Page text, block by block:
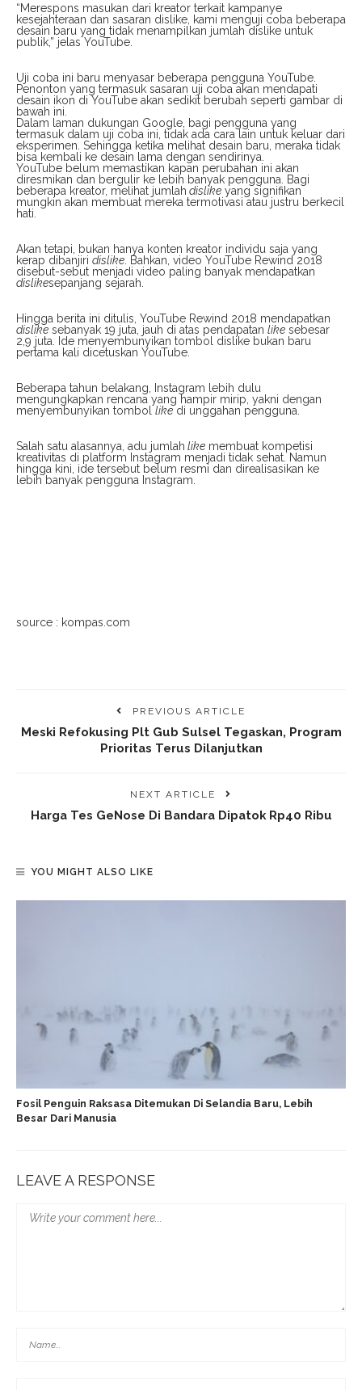
“Merespons masukan dari kreator terkait kampanye
kesejahteraan dan sasaran dislike, kami menguji coba beberapa
desain baru yang tidak menampilkan jumlah dislike untuk
publik,” jelas YouTube.
Uji coba ini baru menyasar beberapa pengguna YouTube.
Penonton yang termasuk sasaran uji coba akan mendapati
desain ikon di YouTube akan sedikit berubah seperti gambar di
bawah ini.
Dalam laman dukungan Google, bagi pengguna yang
termasuk dalam uji coba ini, tidak ada cara lain untuk keluar dari
eksperimen. Sehingga ketika melihat desain baru, meraka tidak
bisa kembali ke desain lama dengan sendirinya.
YouTube belum memastikan kapan perubahan ini akan
diresmikan dan bergulir ke lebih banyak pengguna. Bagi
beberapa kreator, melihat jumlah dislike yang signifikan
mungkin akan membuat mereka termotivasi atau justru berkecil
hati.
Akan tetapi, bukan hanya konten kreator individu saja yang
kerap dibanjiri dislike . Bahkan, video YouTube Rewind 2018
disebut-sebut menjadi video paling banyak mendapatkan
dislikesepanjang sejarah.
Hingga berita ini ditulis, YouTube Rewind 2018 mendapatkan
dislike sebanyak 19 juta, jauh di atas pendapatan like sebesar
2,9 juta. Ide menyembunyikan tombol dislike bukan baru
pertama kali dicetuskan YouTube.
Beberapa tahun belakang, Instagram lebih dulu
mengungkapkan rencana yang hampir mirip, yakni dengan
menyembunyikan tombol like di unggahan pengguna.
Salah satu alasannya, adu jumlah like membuat kompetisi
kreativitas di platform Instagram menjadi tidak sehat. Namun
hingga kini, ide tersebut belum resmi dan direalisasikan ke
lebih banyak pengguna Instagram.
source : kompas.com
PREVIOUS ARTICLE
Meski Refokusing Plt Gub Sulsel Tegaskan, Program
Prioritas Terus Dilanjutkan
NEXT ARTICLE
Harga Tes GeNose Di Bandara Dipatok Rp40 Ribu
YOU MIGHT ALSO LIKE
Fosil Penguin Raksasa Ditemukan Di Selandia Baru, Lebih
Besar Dari Manusia
LEAVE A RESPONSE